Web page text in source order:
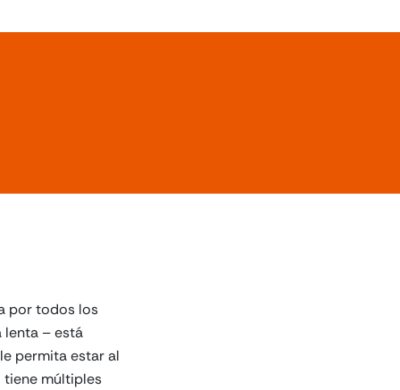
por todos los
lenta – está
permita estar al
tiene múltiples